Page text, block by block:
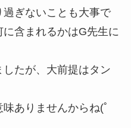
過ぎないことも大事で
含まれるかはG先生に
たが、大前提はタン
ありませんからね(ﾟ